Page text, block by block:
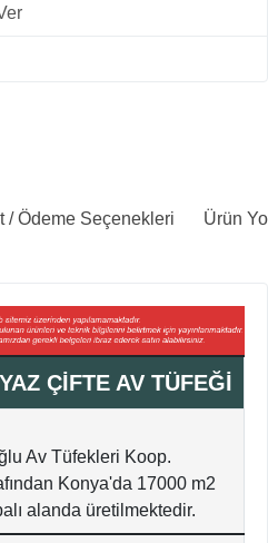
/ Ödeme Seçenekleri Ürün
ÇİFTE AV TÜFEĞİ
Av Tüfekleri Koop.
Konya'da 17000 m2
alanda üretilmektedir.